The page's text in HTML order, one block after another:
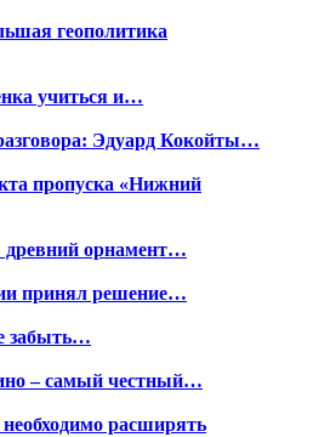
геополитика
учиться и…
Эдуард Кокойты…
пропуска «Нижний
орнамент…
принял решение…
забыть…
– самый честный…
расширять